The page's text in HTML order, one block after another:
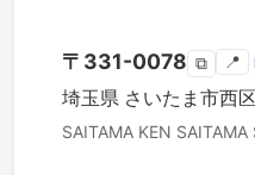
〒 331-0078 ⧉ 📍
埼玉県 さいたま市西区
SAITAMA KEN SAITAMA